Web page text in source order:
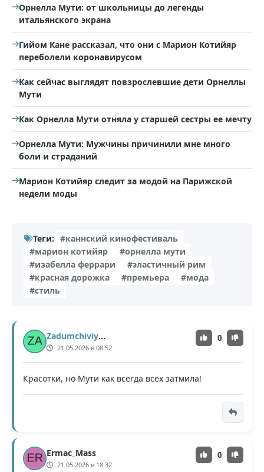
Орнелла Мути: от школьницы до легенды
итальянского экрана
Гийом Кане рассказал, что они с Марион Котийяр
переболели коронавирусом
Как сейчас выглядят повзрослевшие дети Орнеллы
Мути
Как Орнелла Мути отняла у старшей сестры ее мечту
Орнелла Мути: Мужчины причинили мне много
боли и страданий
Марион Котийяр следит за модой на Парижской
недели моды
Теги: #каннский кинофестиваль
#марион котийяр
#орнелла мути
#изабелла феррари
#эластичный рим
#красная дорожка
#премьера
#мода
#стиль
Zadumchiviy_Pes
21.05.2026 в 08:52
0
Красотки, но Мути как всегда всех затмила!
Ermac_Mass
21.05.2026 в 18:32
0